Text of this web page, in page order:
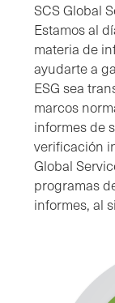
SCS Global
Estamos al
materia de
ayudarte a
ESG sea
marcos
informes de
verificación
Global
programas
informes, al